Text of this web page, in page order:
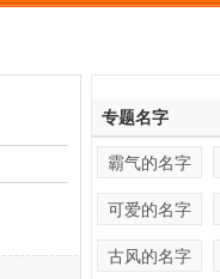
专题名字
霸气的名字
可爱的名字
古风的名字